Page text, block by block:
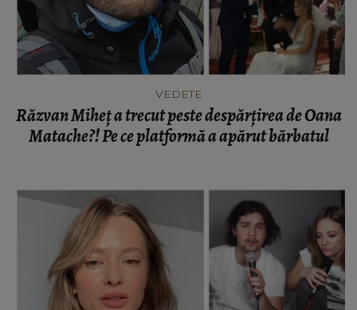
VEDETE
Răzvan Miheț a trecut peste despărțirea de Oana
Matache?! Pe ce platformă a apărut bărbatul